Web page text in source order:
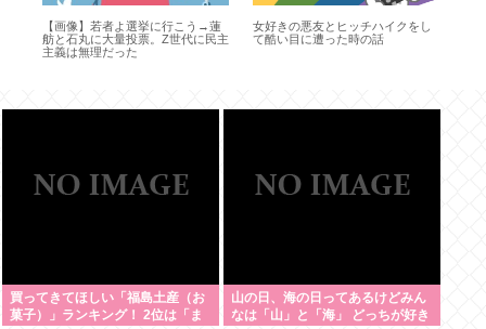
【画像】若者よ選挙に行こう→蓮
舫と石丸に大量投票。Z世代に民主
主義は無理だった
女好きの悪友とヒッチハイクをし
て酷い目に遭った時の話
買ってきてほしい「福島土産（お
菓子）」ランキング！ 2位は「ま
山の日、海の日ってあるけどみん
なは「山」と「海」 どっちが好き